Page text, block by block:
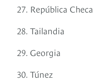
27. República Checa
28. Tailandia
29. Georgia
30. Túnez